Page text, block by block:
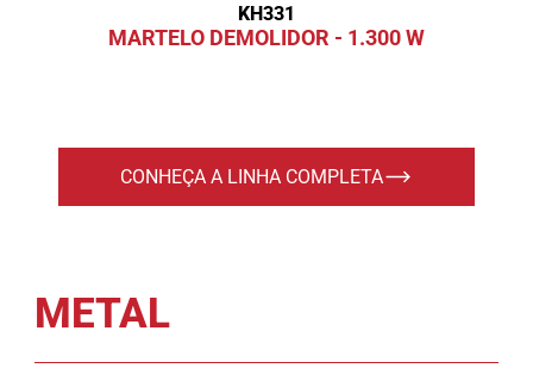
KH331
MARTELO DEMOLIDOR - 1.300 W
CONHEÇA A LINHA COMPLETA
METAL